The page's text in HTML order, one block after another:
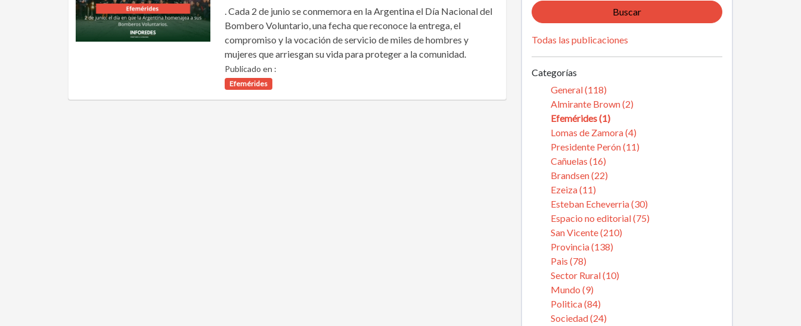
. Cada 2 de junio se conmemora en la Argentina el Día Nacional del
Bombero Voluntario, una fecha que reconoce la entrega, el
compromiso y la vocación de servicio de miles de hombres y
mujeres que arriesgan su vida para proteger a la comunidad.
Publicado en :
Efemérides
Buscar
Todas las publicaciones
Categorías
General (118)
Almirante Brown (2)
Efemérides (1)
Lomas de Zamora (4)
Presidente Perón (11)
Cañuelas (16)
Brandsen (22)
Ezeiza (11)
Esteban Echeverria (30)
Espacio no editorial (75)
San Vicente (210)
Provincia (138)
Pais (78)
Sector Rural (10)
Mundo (9)
Politica (84)
Sociedad (24)